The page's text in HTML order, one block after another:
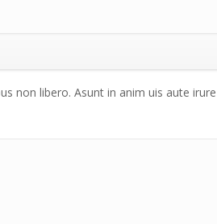
non libero. Asunt in anim uis aute